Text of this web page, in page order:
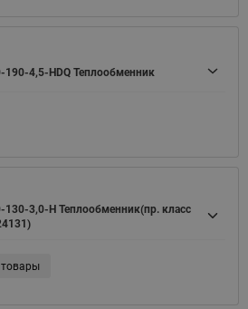
190-4,5-HDQ Теплообменник
130-3,0-H Теплообменник(пр. класс